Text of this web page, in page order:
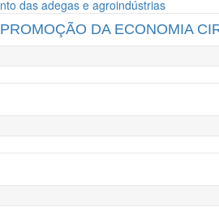
PROMOÇÃO DA ECONOMIA